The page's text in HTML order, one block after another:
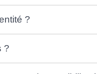
?
?